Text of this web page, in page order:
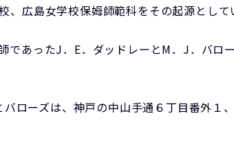
広島女学校保姆師範科をその起源として
あったJ．E．ダッドレーとM．J．バロ
ローズは、神戸の中山手通６丁目番外１